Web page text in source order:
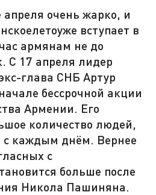
очень жарко, и
вступает в
армянам не до
С 17 апреля лидер
глава СНБ Артур
бессрочной акции
Армении. Его
количество людей,
с каждым днём. Вернее
с
больше после
Никола Пашиняна.